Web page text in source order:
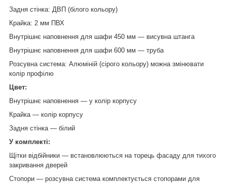
Задня стінка: ДВП (білого кольору)
Крайка: 2 мм ПВХ
Внутрішнє наповнення для шафи 450 мм — висувна штанга
Внутрішнє наповнення для шафи 600 мм — труба
Розсувна система: Алюміній (сірого кольору) можна змінювати
колір профілю
Цвет:
Внутрішнє наповнення — у колір корпусу
Крайка — колір корпусу
Задня стінка — білий
У комплекті:
Щітки відбійники — встановлюються на торець фасаду для тихого
закривання дверей
Стопори — розсувна система комплектується стопорами для